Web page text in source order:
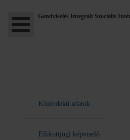
Gondviselés Integrált Szociális
Közérdekű adatok
Ellátottjogi képviselő